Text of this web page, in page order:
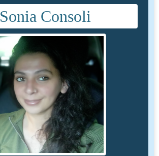
Sonia Consoli